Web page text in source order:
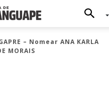
– Nomear ANA KARLA
MORAIS